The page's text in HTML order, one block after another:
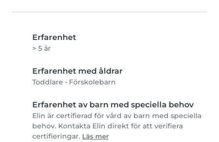
Erfarenhet
> 5 år
Erfarenhet med åldrar
Toddlare • Förskolebarn
Erfarenhet av barn med speciella behov
Elin är certifierad för vård av barn med speciella
behov. Kontakta Elin direkt för att verifiera
certifieringar. Läs mer